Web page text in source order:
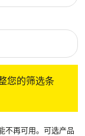
您的筛选条
不再可用。可选产品